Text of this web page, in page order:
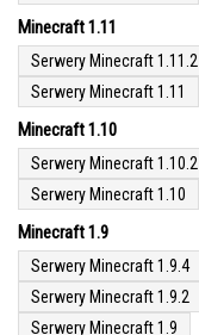
Minecraft 1.11
Serwery Minecraft 1.11.2
Serwery Minecraft 1.11
Minecraft 1.10
Serwery Minecraft 1.10.2
Serwery Minecraft 1.10
Minecraft 1.9
Serwery Minecraft 1.9.4
Serwery Minecraft 1.9.2
Serwery Minecraft 1.9